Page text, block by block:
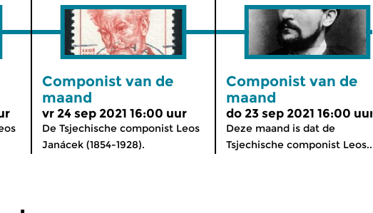
Componist van de
maand
vr 24 sep 2021 16:00 uur
De Tsjechische componist Leos
Janácek (1854-1928).
Componist van de
maand
do 23 sep 2021 16:00
Deze maand is dat de
Tsjechische componist